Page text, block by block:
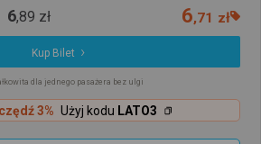
6,89 zł 6,71 zł
Kup Bilet
dla jednego pasażera bez ulgi
3% Użyj kodu LATO3